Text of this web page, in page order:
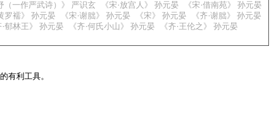
（一作严武诗）》 严识玄 《宋·放宫人》 孙元晏
《宋·借南苑》 孙元晏
罗襦》 孙元晏 《宋·谢朏》 孙元晏 《宋》 孙元晏
《齐·谢朏》 孙元晏
·郁林王》 孙元晏 《齐·何氏小山》 孙元晏
《齐·王伦之》 孙元晏
有利工具。